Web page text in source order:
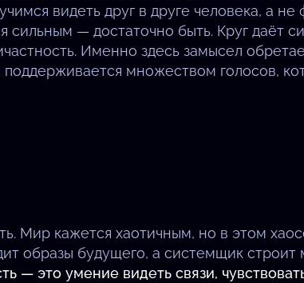
видеть друг в друге человека, а не
сильным — достаточно быть. Круг даёт
Именно здесь замысел
множеством голосов,
Мир кажется хаотичным, но в этом
образы будущего, а системщик
— это умение видеть связи,